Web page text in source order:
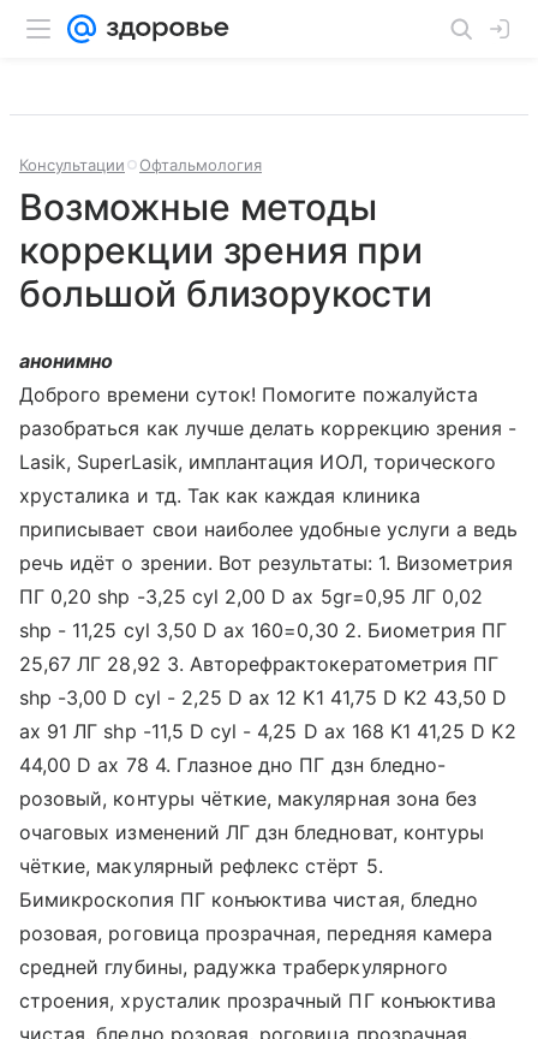
Консультации Офтальмология
Возможные методы
коррекции зрения при
большой близорукости
анонимно
Доброго времени суток! Помогите пожалуйста
разобраться как лучше делать коррекцию зрения -
Lasik, SuperLasik, имплантация ИОЛ, торического
хрусталика и тд. Так как каждая клиника
приписывает свои наиболее удобные услуги а ведь
речь идёт о зрении. Вот результаты: 1. Визометрия
ПГ 0,20 shp -3,25 cyl 2,00 D ax 5gr=0,95 ЛГ 0,02
shp - 11,25 cyl 3,50 D ax 160=0,30 2. Биометрия ПГ
25,67 ЛГ 28,92 3. Авторефрактокератометрия ПГ
shp -3,00 D cyl - 2,25 D ax 12 K1 41,75 D K2 43,50 D
ax 91 ЛГ shp -11,5 D cyl - 4,25 D ax 168 K1 41,25 D K2
44,00 D ax 78 4. Глазное дно ПГ дзн бледно-
розовый, контуры чёткие, макулярная зона без
очаговых изменений ЛГ дзн бледноват, контуры
чёткие, макулярный рефлекс стёрт 5.
Бимикроскопия ПГ конъюктива чистая, бледно
розовая, роговица прозрачная, передняя камера
средней глубины, радужка траберкулярного
строения, хрусталик прозрачный ПГ конъюктива
чистая, бледно розовая, роговица прозрачная,